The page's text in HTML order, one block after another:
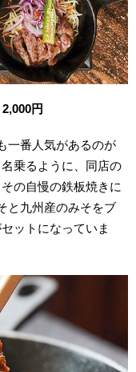
円
一番人気があるのが
乗るように、同店の
の自慢の鉄板焼きに
と九州産のみそをブ
ットになっていま